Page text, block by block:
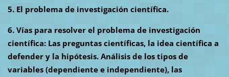
5. El problema de investigación científica.
6. Vías para resolver el problema de investigación
científica: Las preguntas científicas, la idea científica a
defender y la hipótesis. Análisis de los tipos de
variables (dependiente e independiente), las